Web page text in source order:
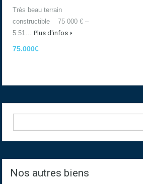
Très beau terrain
constructible 75 000 € –
5.51… Plus d'infos
75.000€
Nos autres biens